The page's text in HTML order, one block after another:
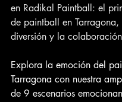
en Radikal Paintball: el
de paintball en
diversión y la
Explora la emoción del
Tarragona con nuestra
de 9 escenarios